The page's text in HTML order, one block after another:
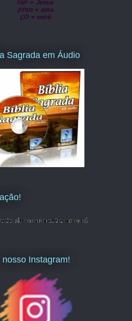
lישו = Jesus
מותק = ama
לכן = você
Sagrada em Áudio
nosso Instagram!